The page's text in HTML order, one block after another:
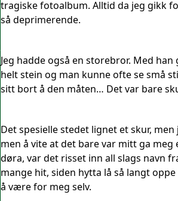
tragiske fotoalbum. Alltid da jeg gikk
så deprimerende.
Jeg hadde også en storebror. Med
helt stein og man kunne ofte se små
sitt bort å den måten… Det var bare
Det spesielle stedet lignet et skur,
men å vite at det bare var mitt ga
døra, var det risset inn all slags navn
mange hit, siden hytta lå så langt
å være for meg selv.